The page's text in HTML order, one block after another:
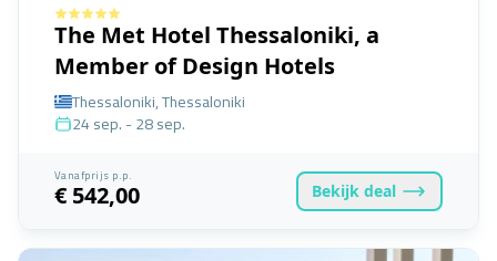
The Met Hotel Thessaloniki, a
Member of Design Hotels
Thessaloniki, Thessaloniki
24 sep. - 28 sep.
Vanafprijs p.p.
€ 542,00 Bekijk deal